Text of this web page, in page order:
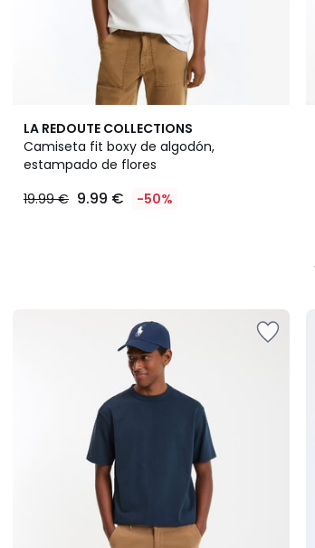
LA REDOUTE COLLECTIONS
Camiseta fit boxy de algodón,
estampado de flores
19.99 € 9.99 € -50%